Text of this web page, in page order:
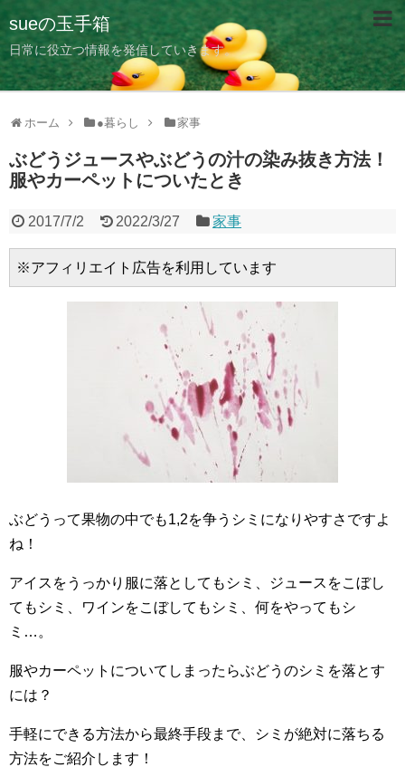
sueの玉手箱
日常に役立つ情報を発信していきます。
ホーム ●暮らし 家事
ぶどうジュースやぶどうの汁の染み抜き方法！
服やカーペットについたとき
2017/7/2 2022/3/27 家事
※アフィリエイト広告を利用しています
ぶどうって果物の中でも1,2を争うシミになりやすさですよ
ね！
アイスをうっかり服に落としてもシミ、ジュースをこぼし
てもシミ、ワインをこぼしてもシミ、何をやってもシ
ミ…。
服やカーペットについてしまったらぶどうのシミを落とす
には？
手軽にできる方法から最終手段まで、シミが絶対に落ちる
方法をご紹介します！